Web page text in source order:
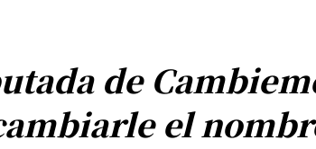
de
el